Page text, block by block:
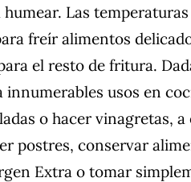
Las
freír alimentos
el resto de fritura.
usos en
o hacer vinagretas,
postres, conservar
Extra o tomar